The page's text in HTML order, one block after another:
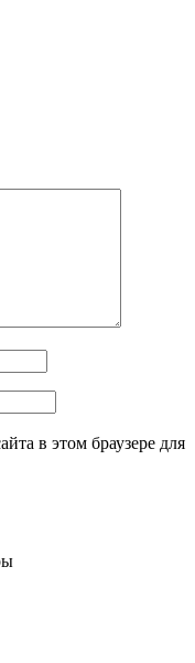
в этом браузере для